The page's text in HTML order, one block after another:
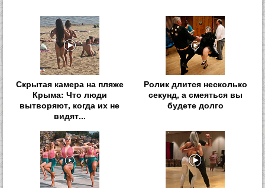
Скрытая камера на пляже
Крыма: Что люди
вытворяют, когда их не
видят...
Ролик длится несколько
секунд, а смеяться вы
будете долго